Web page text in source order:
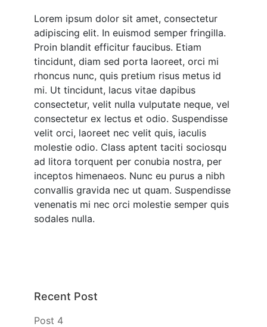
Lorem ipsum dolor sit amet, consectetur
adipiscing elit. In euismod semper fringilla.
Proin blandit efficitur faucibus. Etiam
tincidunt, diam sed porta laoreet, orci mi
rhoncus nunc, quis pretium risus metus id
mi. Ut tincidunt, lacus vitae dapibus
consectetur, velit nulla vulputate neque, vel
consectetur ex lectus et odio. Suspendisse
velit orci, laoreet nec velit quis, iaculis
molestie odio. Class aptent taciti sociosqu
ad litora torquent per conubia nostra, per
inceptos himenaeos. Nunc eu purus a nibh
convallis gravida nec ut quam. Suspendisse
venenatis mi nec orci molestie semper quis
sodales nulla.
Recent Post
Post 4